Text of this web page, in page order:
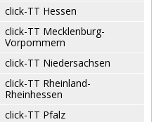
click-TT Hessen
click-TT Mecklenburg-
Vorpommern
click-TT Niedersachsen
click-TT Rheinland-
Rheinhessen
click-TT Pfalz